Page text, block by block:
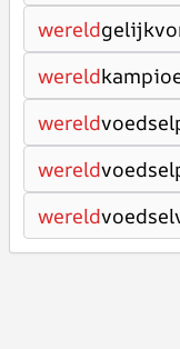
wereld
wereld
wereld
wereld
wereld